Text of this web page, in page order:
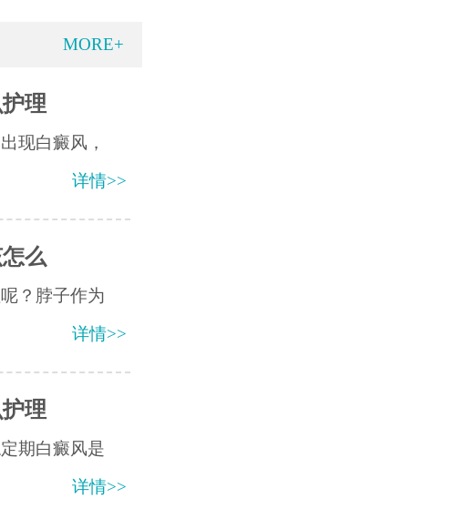
MORE+
理
现白癜风，
详情>>
么
？脖子作为
详情>>
理
期白癜风是
详情>>